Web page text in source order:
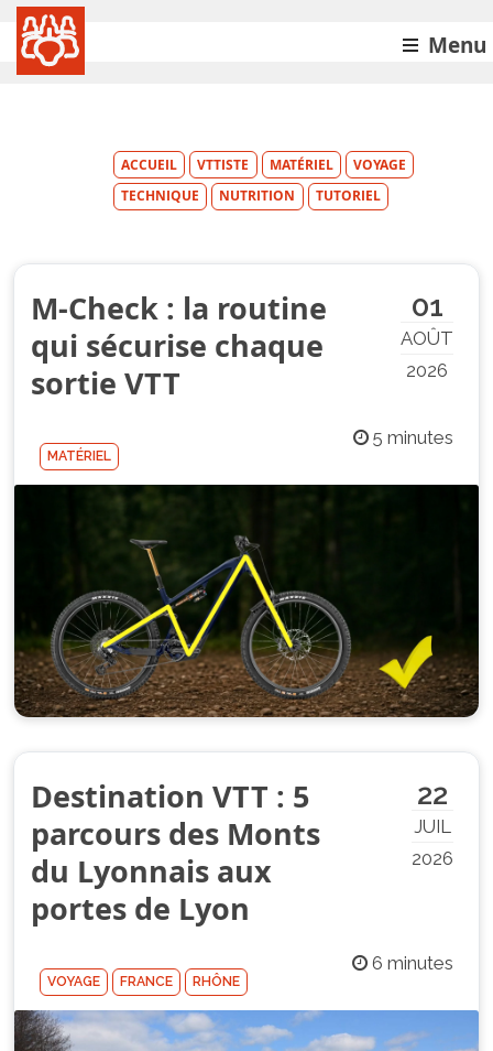
Menu
ACCUEIL VTTISTE MATÉRIEL
VOYAGE
TECHNIQUE
NUTRITION TUTORIEL
01
AOÛT
2026
M-Check : la routine
qui sécurise chaque
sortie VTT
5 minutes
MATÉRIEL
22
JUIL
2026
Destination VTT : 5
parcours des Monts
du Lyonnais aux
portes de Lyon
6 minutes
VOYAGE FRANCE RHÔNE